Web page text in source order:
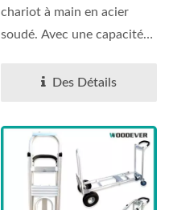
360 Kg).
chariot à main en acier
soudé. Avec une capacité
Des Détails